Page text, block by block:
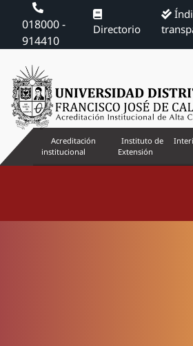
018000 -
914410
Directorio
Acreditación
institucional
Instituto de
Extensión